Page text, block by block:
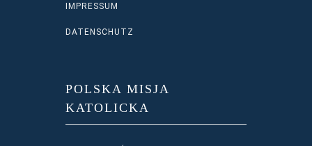
IMPRESSUM
DATENSCHUTZ
POLSKA MISJA
KATOLICKA